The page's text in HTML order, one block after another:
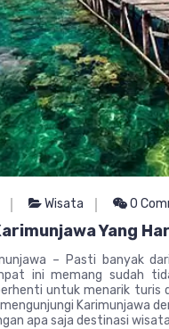
Wisata 0
Yang
– Pasti banyak
ini memang sudah
untuk menarik turis
Karimunjawa
apa saja destinasi